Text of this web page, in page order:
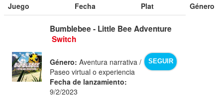
Juego Fecha Plat Género
Bumblebee - Little Bee Adventure
Switch
SEGUIR
Género: Aventura narrativa /
Paseo virtual o experiencia
Fecha de lanzamiento:
9/2/2023